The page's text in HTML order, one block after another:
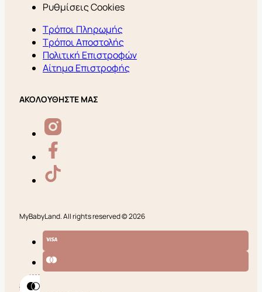
Ρυθμίσεις Cookies
Τρόποι Πληρωμής
Τρόποι Αποστολής
Πολιτική Επιστροφών
Αίτημα Επιστροφής
ΑΚΟΛΟΥΘΗΣΤΕ ΜΑΣ
MyBabyLand. All rights reserved © 2026